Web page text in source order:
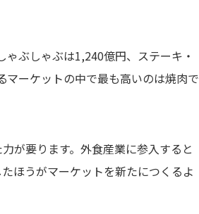
ぶしゃぶは1,240億円、ステーキ・
マーケットの中で最も高いのは焼肉で
が要ります。外食産業に参入すると
ほうがマーケットを新たにつくるよ